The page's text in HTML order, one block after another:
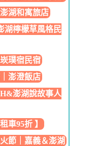
湖和寓旅店
湖檸檬草風格民
璞宿民宿
澎澄飯店
澎湖說故事人
車95折 】
節｜嘉義＆澎湖